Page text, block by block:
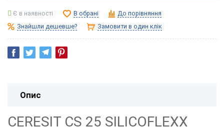
Є в наявності В обрані
До порівняння
Знайшли дешевше?
Замовити в один клік
Опис
CERESIT CS 25 SILICOFLEXX